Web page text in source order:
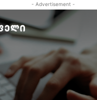
- Advertisement -